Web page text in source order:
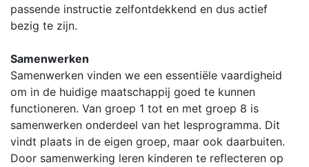
passende instructie zelfontdekkend en dus actief
bezig te zijn.
Samenwerken
Samenwerken vinden we een essentiële vaardigheid
om in de huidige maatschappij goed te kunnen
functioneren. Van groep 1 tot en met groep 8 is
samenwerken onderdeel van het lesprogramma. Dit
vindt plaats in de eigen groep, maar ook daarbuiten.
Door samenwerking leren kinderen te reflecteren op